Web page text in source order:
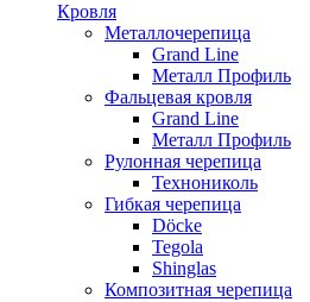
Кровля
Металлочерепица
Grand Line
Металл Профиль
Фальцевая кровля
Grand Line
Металл Профиль
Рулонная черепица
Технониколь
Гибкая черепица
Döсkе
Tegola
Shinglas
Композитная черепица